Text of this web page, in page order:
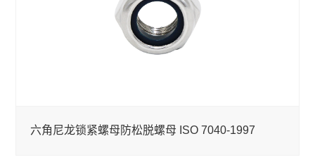
六角尼龙锁紧螺母防松脱螺母 ISO 7040-1997